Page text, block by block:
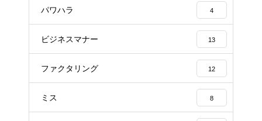
パワハラ 4
ビジネスマナー 13
ファクタリング 12
ミス 8